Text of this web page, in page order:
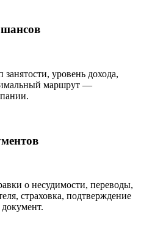
уровень дохода,
маршрут —
о несудимости, переводы,
страховка, подтверждение